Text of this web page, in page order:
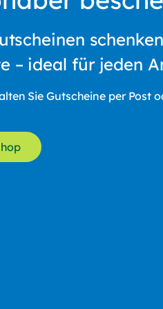
für die
Hinweis:Der
ab
Neusäß
Zur
– ideal für jeden
Sie Gutscheine per Post